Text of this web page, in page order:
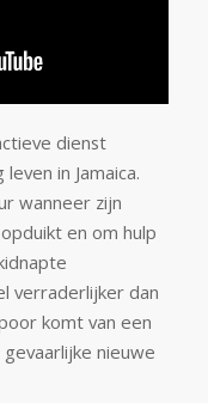
dienst
in Jamaica.
wanneer zijn
en om hulp
verraderlijker dan
komt van een
nieuwe